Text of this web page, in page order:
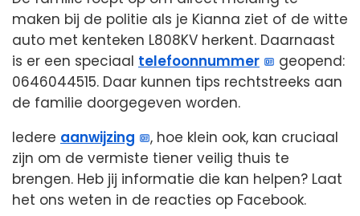
maken bij de politie als je Kianna ziet of de witte
auto met kenteken L808KV herkent. Daarnaast
is er een speciaal telefoonnummer
geopend:
0646044515. Daar kunnen tips rechtstreeks aan
de familie doorgegeven worden.
Iedere aanwijzing
, hoe klein ook, kan cruciaal
zijn om de vermiste tiener veilig thuis te
brengen. Heb jij informatie die kan helpen? Laat
het ons weten in de reacties op Facebook.